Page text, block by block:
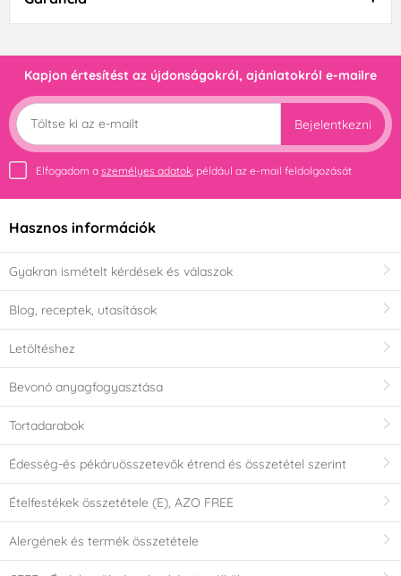
Kapjon értesítést az újdonságokról, ajánlatokról e-mailre
Bejelentkezni
Elfogadom a személyes adatok, például az e-mail feldolgozását
Hasznos információk
Gyakran ismételt kérdések és válaszok
Blog, receptek, utasítások
Letöltéshez
Bevonó anyagfogyasztása
Tortadarabok
Édesség-és pékáruösszetevők étrend és összetétel szerint
Ételfestékek összetétele (E), AZO FREE
Alergének és termék összetétele